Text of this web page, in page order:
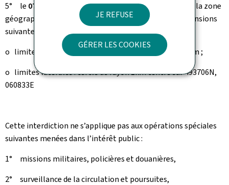
JE REFUSE
GÉRER LES COOKIES
5° le 07 juin 2026 de 14.00 heures à 20.00 heures
dans la zone
géographique «
EL-UAS-TEVT-2026-06
» ayant les dimensions
suivantes :
o limites verticales: du sol jusqu’à une hauteur de 120 m ;
o limites latérales : cercle de rayon 1km centré sur 493706N,
060833E
Cette interdiction ne s’applique pas aux opérations spéciales
suivantes menées dans l’intérêt public :
1° missions militaires, policières et douanières,
2° surveillance de la circulation et poursuites,